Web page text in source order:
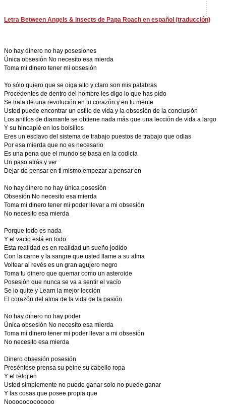
Letra Between Angels & Insects de Papa Roach en español (traducción)
No hay dinero no hay posesiones
Única obsesión No necesito esa mierda
Toma mi dinero tener mi obsesión
Yo sólo quiero que se oiga alto y claro son mis palabras
Procedentes de dentro del hombre les digo lo que has oído
Se trata de una revolución en tu corazón y en tu mente
Usted puede encontrar un estilo de vida y la obsesión de la conclusión
Los anillos de diamante se obtiene nada más que una lección de vida a largo
Y su hincapié en los bolsillos
Eres un esclavo del sistema de trabajo puestos de trabajo que odias
Por esa mierda que no es necesario
Es una pena que el mundo se basa en la codicia
Un paso atrás y ver
Dejar de pensar en ti mismo empezar a pensar en
No hay dinero no hay única posesión
Obsesión No necesito esa mierda
Toma mi dinero tener mi poder llevar a mi obsesión
No necesito esa mierda
Porque todo es nada
Y el vacío está en todo
Esta realidad es en realidad un sueño jodido
Con la carne y la sangre que usted llame a su alma
Voltear al revés es un gran agujero negro
Toma tu dinero que quemar como un asteroide
Posesión que nunca se va a sentir el vacío
Se lo quite y Learn la mejor lección
El corazón del alma de la vida de la pasión
No hay dinero no hay poder
Única obsesión No necesito esa mierda
Toma mi dinero tener mi poder llevar a mi obsesión
No necesito esa mierda
Dinero obsesión posesión
Preséntese prensa su peine su cabello ropa
Y el reloj en
Usted simplemente no puede ganar solo no puede ganar
Y las cosas que posee propia que
Nooooooooooooo